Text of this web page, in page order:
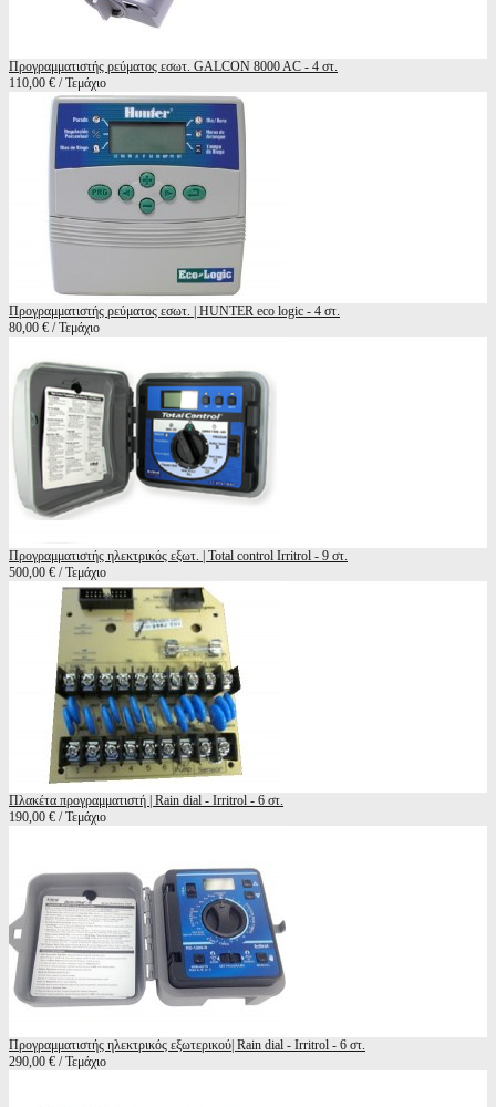
Προγραμματιστής ρεύματος εσωτ. GALCON 8000 AC - 4 στ.
110,00 € / Τεμάχιο
Προγραμματιστής ρεύματος εσωτ. | HUNTER eco logic - 4 στ.
80,00 € / Τεμάχιο
Προγραμματιστής ηλεκτρικός εξωτ. | Total control Irritrol - 9 στ.
500,00 € / Τεμάχιο
Πλακέτα προγραμματιστή | Rain dial - Irritrol - 6 στ.
190,00 € / Τεμάχιο
Προγραμματιστής ηλεκτρικός εξωτερικού| Rain dial - Irritrol - 6 στ.
290,00 € / Τεμάχιο